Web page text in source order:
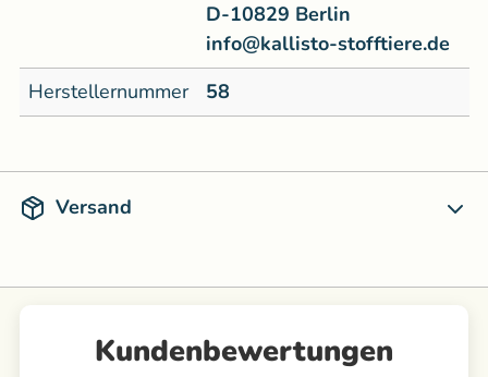
D-10829 Berlin
info@kallisto-stofftiere.de
Herstellernummer
58
Versand
Kundenbewertungen